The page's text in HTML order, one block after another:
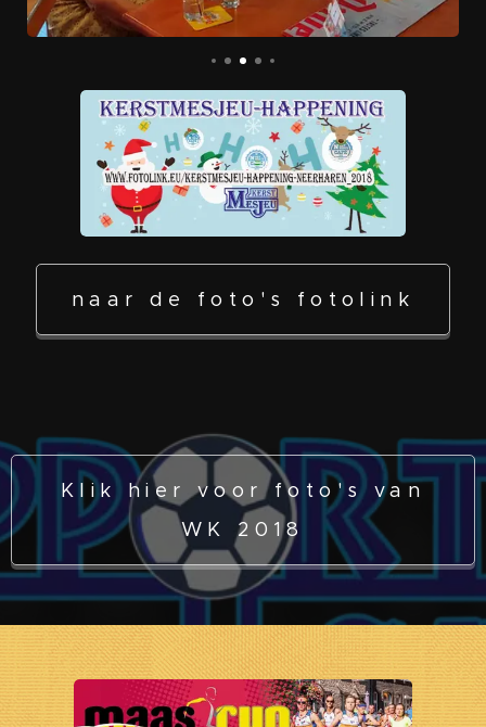
naar de foto's fotolink
Klik hier voor foto's van
WK 2018